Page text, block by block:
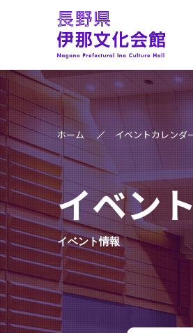
ホーム イベントカレンダ
イベン
イベント情報